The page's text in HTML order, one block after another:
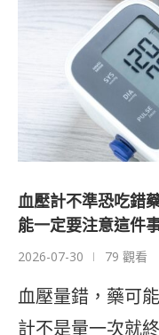
血壓計不準恐吃錯
能一定要注意這件
2026-07-30 79 觀看
血壓量錯，藥可
計不是量一次就